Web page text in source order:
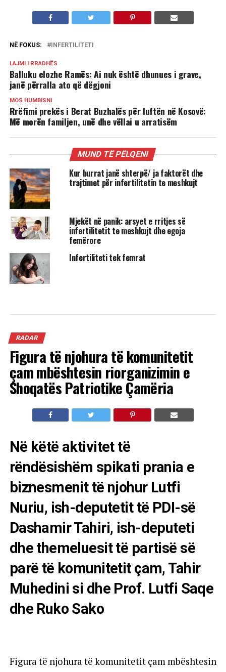
NË FOKUS: INFERTILITETI
LAJMI I RRADHËS
Balluku elozhe Ramës: Ai nuk është dhunues i grave,
janë përralla ato që dëgjoni
MOS HUMBISNI
Rrëfimi prekës i Berat Buzhalës për luftën në Kosovë:
Më morën familjen, unë dhe vëllai u arratisëm
MUND TË PËLQENI
Kur burrat janë shterpë/ ja faktorët dhe
trajtimet për infertilitetin te meshkujt
Mjekët në panik: arsyet e rritjes së
infertilitetit te meshkujt dhe egoja
femërore
Infertiliteti tek femrat
RADAR
Figura të njohura të komunitetit
çam mbështesin riorganizimin e
Shoqatës Patriotike Çamëria
Në këtë aktivitet të
rëndësishëm spikati prania e
biznesmenit të njohur Lutfi
Nuriu, ish-deputetit të PDI-së
Dashamir Tahiri, ish-deputeti
dhe themeluesit të partisë së
parë të komunitetit çam, Tahir
Muhedini si dhe Prof. Lutfi Saqe
dhe Ruko Sako
Figura të njohura të komunitetit çam mbështesin